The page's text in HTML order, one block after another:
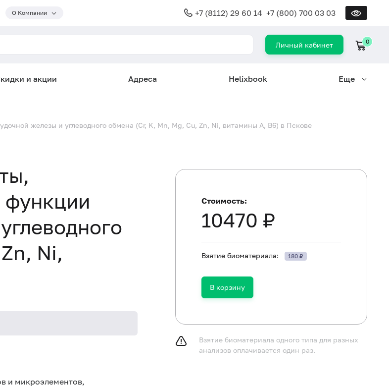
О Компании +7 (8112) 29 60 14 +7 (800) 700 03 03
Личный кабинет 0
и акции Адреса Helixbook Еще
железы и углеводного обмена (Cr, K, Mn, Mg, Cu, Zn, Ni, витамины A, B6) в Пскове
функции
Ni,
и микроэлементов,
Стоимость:
10470 ₽
Взятие биоматериала: 180 ₽
В корзину
Взятие биоматериала одного типа для разных
анализов оплачивается один раз.